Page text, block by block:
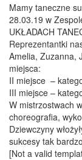
Mamy taneczne
28.03.19 w
UKŁADACH
Reprezentantki
Amelia, Zuzanna,
miejsca:
II miejsce –
III miejsce –
W mistrzostwach
choreografia,
Dziewczyny
sukcesy tak
[Not a valid